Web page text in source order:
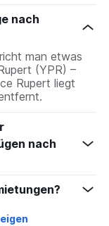
nach
man etwas
(YPR) –
Rupert liegt
nach